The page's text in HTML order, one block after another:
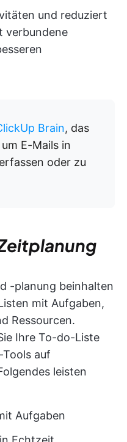
und reduziert
verbundene
Brain, das
E-Mails in
oder zu
-planung beinhalten
mit Aufgaben,
Ressourcen.
Ihre To-do-Liste
auf
leisten
Aufgaben